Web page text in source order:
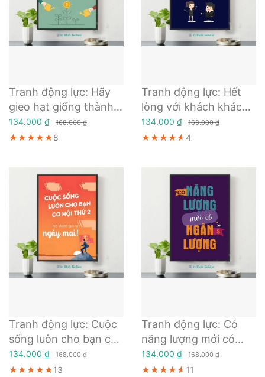
Tranh động lực: Hãy
gieo hạt giống thành
công ngay từ hôm nay
134.000 ₫ 168.000 ₫
★★★★★
★★★★★
★★★★★8
Tranh động lực: Hết
lòng với khách khách
sẽ hết tiền với mình
134.000 ₫ 168.000 ₫
★★★★★
★★★★★
★★★★★4
Tranh động lực: Cuộc
sống luôn cho bạn cơ
hội thứ hai, nó được
gọi là ngày mai
134.000 ₫ 168.000 ₫
★★★★★
★★★★★
★★★★★13
Tranh động lực: Có
năng lượng mới có
Ngân lượng
134.000 ₫ 168.000 ₫
★★★★★
★★★★★
★★★★★11